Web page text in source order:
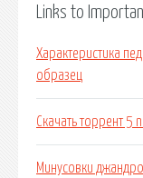
Links to
Характеристика
образец
Скачать торрент 5
Минусовки джандро